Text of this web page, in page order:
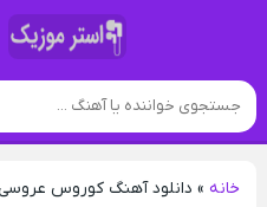
خانه» دانلود آهنگ کوروس عروسی